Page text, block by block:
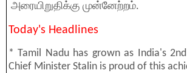
அரையிறுதிக்கு முன்னேற்றம்.
Today's Headlines
* Tamil Nadu has grown as India's
Chief Minister Stalin is proud of this